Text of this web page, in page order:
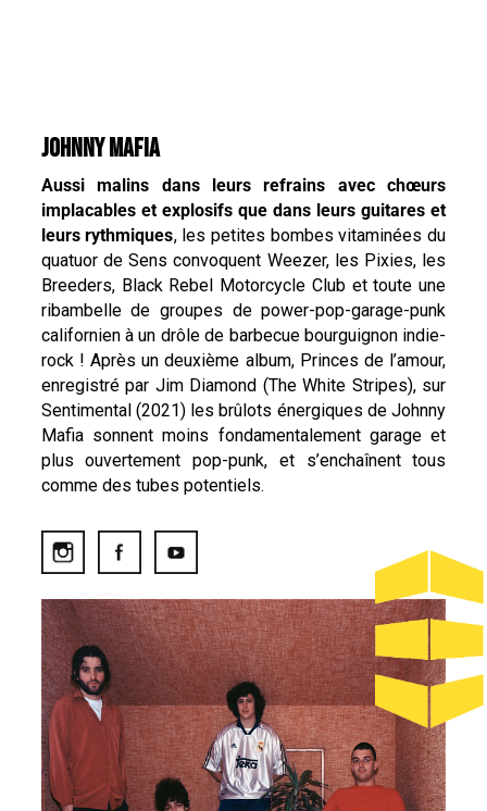
JOHNNY MAFIA
Aussi malins dans leurs refrains avec chœurs
implacables et explosifs que dans leurs guitares et
leurs rythmiques, les petites bombes vitaminées du
quatuor de Sens convoquent Weezer, les Pixies, les
Breeders, Black Rebel Motorcycle Club et toute une
ribambelle de groupes de power-pop-garage-punk
californien à un drôle de barbecue bourguignon indie-
rock ! Après un deuxième album, Princes de l’amour,
enregistré par Jim Diamond (The White Stripes), sur
Sentimental (2021) les brûlots énergiques de Johnny
Mafia sonnent moins fondamentalement garage et
plus ouvertement pop-punk, et s’enchaînent tous
comme des tubes potentiels.